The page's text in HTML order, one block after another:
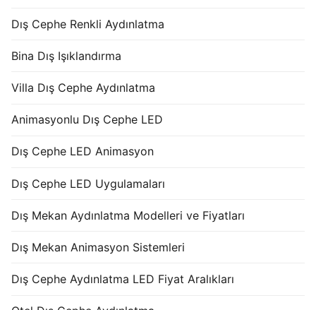
Dış Cephe Renkli Aydınlatma
Bina Dış Işıklandırma
Villa Dış Cephe Aydınlatma
Animasyonlu Dış Cephe LED
Dış Cephe LED Animasyon
Dış Cephe LED Uygulamaları
Dış Mekan Aydınlatma Modelleri ve Fiyatları
Dış Mekan Animasyon Sistemleri
Dış Cephe Aydınlatma LED Fiyat Aralıkları